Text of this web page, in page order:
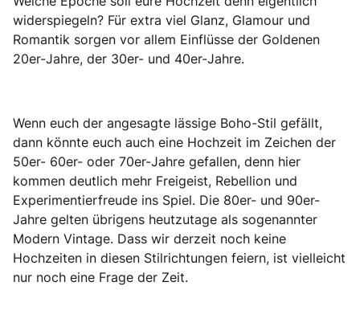
widerspiegeln? Für extra viel Glanz, Glamour und
Romantik sorgen vor allem Einflüsse der Goldenen
20er-Jahre, der 30er- und 40er-Jahre.
Wenn euch der angesagte lässige Boho-Stil gefällt,
dann könnte euch auch eine Hochzeit im Zeichen der
50er- 60er- oder 70er-Jahre gefallen, denn hier
kommen deutlich mehr Freigeist, Rebellion und
Experimentierfreude ins Spiel. Die 80er- und 90er-
Jahre gelten übrigens heutzutage als sogenannter
Modern Vintage. Dass wir derzeit noch keine
Hochzeiten in diesen Stilrichtungen feiern, ist vielleicht
nur noch eine Frage der Zeit.